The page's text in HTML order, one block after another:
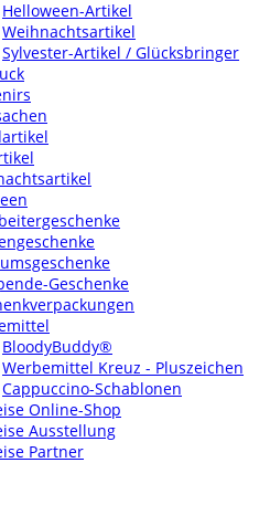
Helloween-Artikel
Weihnachtsartikel
Sylvester-Artikel / Glücksbringer
Geschenke
BloodyBuddy®
Werbemittel Kreuz - Pluszeichen
Cappuccino-Schablonen
Online-Shop
Ausstellung
Partner